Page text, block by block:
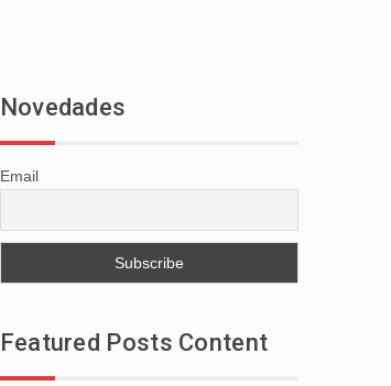
Novedades
Email
Featured Posts Content